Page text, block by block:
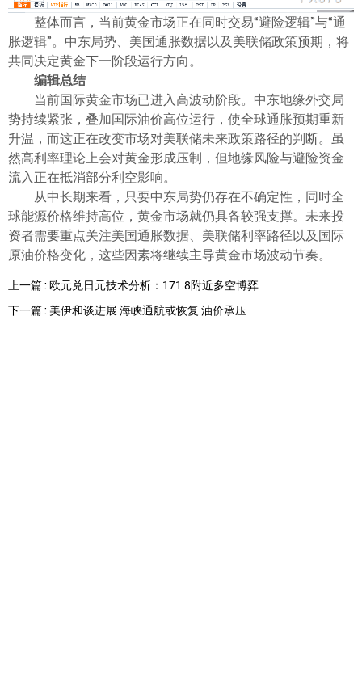
整体而言，当前黄金市场正在同时交易“避险逻辑”与“通
胀逻辑”。中东局势、美国通胀数据以及美联储政策预期，将
共同决定黄金下一阶段运行方向。
编辑总结
当前国际黄金市场已进入高波动阶段。中东地缘外交局
势持续紧张，叠加国际油价高位运行，使全球通胀预期重新
升温，而这正在改变市场对美联储未来政策路径的判断。虽
然高利率理论上会对黄金形成压制，但地缘风险与避险资金
流入正在抵消部分利空影响。
从中长期来看，只要中东局势仍存在不确定性，同时全
球能源价格维持高位，黄金市场就仍具备较强支撑。未来投
资者需要重点关注美国通胀数据、美联储利率路径以及国际
原油价格变化，这些因素将继续主导黄金市场波动节奏。
上一篇 : 欧元兑日元技术分析：171.8附近多空博弈
下一篇 : 美伊和谈进展 海峡通航或恢复 油价承压